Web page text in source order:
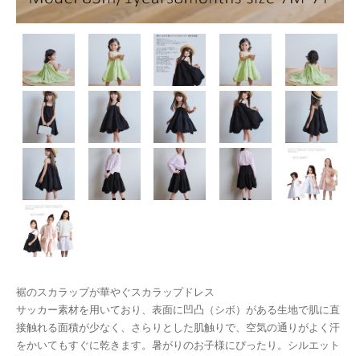
裾のスカラップが華やぐスカラップドレス
サッカー素材を用いており、表面に凹凸（シボ）がある生地で肌に直
接触れる面積が少なく、さらりとした肌触りで、空気の通りがよく汗
をかいてもすぐに乾きます。暑がりのお子様にぴったり。 シルエット